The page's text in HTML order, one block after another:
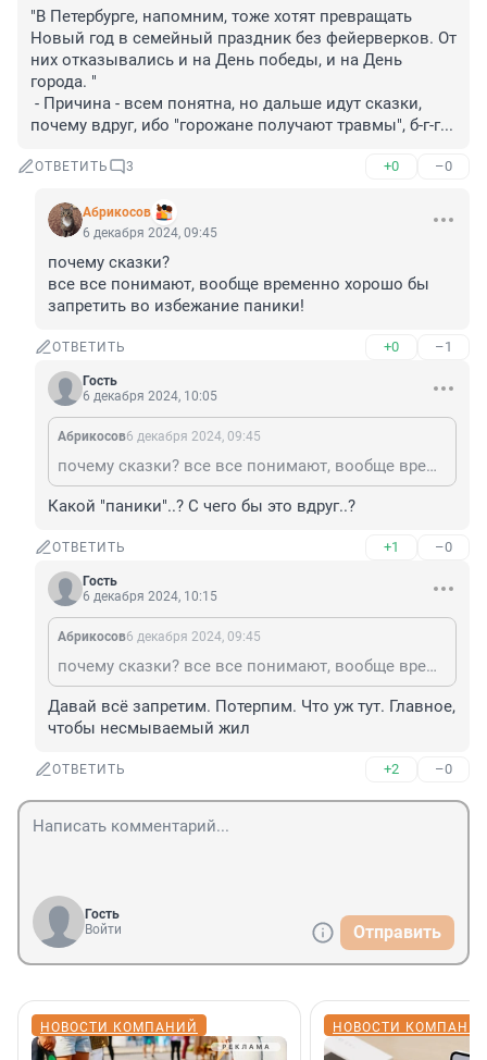
"В Петербурге, напомним, тоже хотят превращать
Новый год в семейный праздник без фейерверков. От
них отказывались и на День победы, и на День
города. "
- Причина - всем понятна, но дальше идут сказки,
почему вдруг, ибо "горожане получают травмы", б-г-г...
ОТВЕТИТЬ 3 +0 –0
Абрикосов
6 декабря 2024, 09:45
почему сказки?
все все понимают, вообще временно хорошо бы
запретить во избежание паники!
ОТВЕТИТЬ +0 –1
Гость
6 декабря 2024, 10:05
Абрикосов6 декабря 2024, 09:45
почему сказки? все все понимают, вообще временно хорошо бы запретить во избежание паники!
Какой "паники"..? С чего бы это вдруг..?
ОТВЕТИТЬ +1 –0
Гость
6 декабря 2024, 10:15
Абрикосов6 декабря 2024, 09:45
почему сказки? все все понимают, вообще временно хорошо бы запретить во избежание паники!
Давай всё запретим. Потерпим. Что уж тут. Главное,
чтобы несмываемый жил
ОТВЕТИТЬ +2 –0
Гость
Войти
Отправить
НОВОСТИ КОМПАНИЙ НОВОСТИ